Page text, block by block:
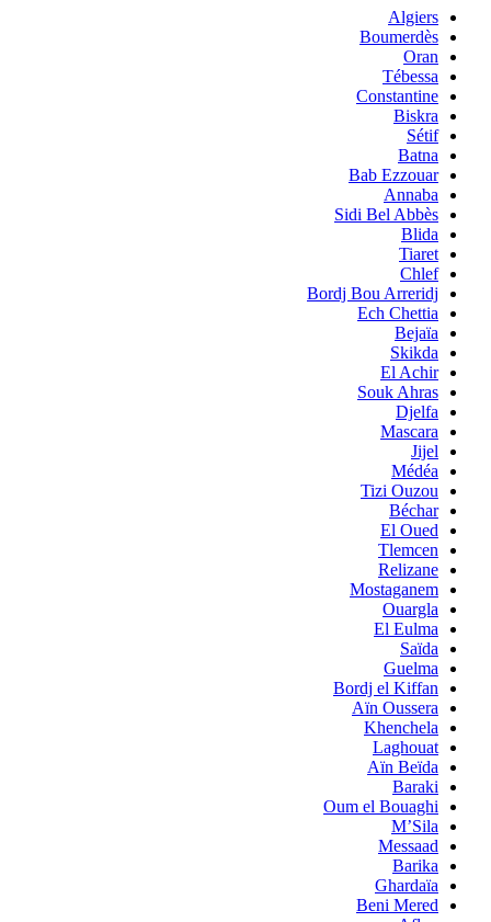
Algiers
Boumerdès
Oran
Tébessa
Constantine
Biskra
Sétif
Batna
Bab Ezzouar
Annaba
Sidi Bel Abbès
Blida
Tiaret
Chlef
Bordj Bou Arreridj
Ech Chettia
Bejaïa
Skikda
El Achir
Souk Ahras
Djelfa
Mascara
Jijel
Médéa
Tizi Ouzou
Béchar
El Oued
Tlemcen
Relizane
Mostaganem
Ouargla
El Eulma
Saïda
Guelma
Bordj el Kiffan
Aïn Oussera
Khenchela
Laghouat
Aïn Beïda
Baraki
Oum el Bouaghi
M’Sila
Messaad
Barika
Ghardaïa
Beni Mered